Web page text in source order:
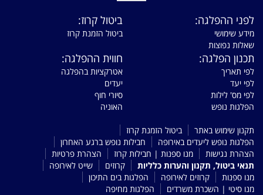
לפני ההפלגה:
מידע שימושי
שאלות נפוצות
ביטול קרוז:
ביטול הזמנת קרוז
תכנון הפלגה:
לפי תאריך
לפי יעד
לפי מס' לילות
הפלגות נופש
חווית ההפלגה:
אטרקציות בהפלגה
יעדים
סיורי חוף
האוניה
תקנון שימוש באתר
ביטול הזמנת קרוז
הפלגות נופש ליעדים באירופה
חבילות נופש ברגע האחרון
הצהרת נגישות
מנו ספנות | חבילות קרוז
הצהרת פרטיות
תנאי ביטול, תקנון והערות כלליות
קרוזים
שייט לאירופה
מנו ספנות
קרוזים לאירופה
הפלגות בים התיכון
מנו סיטי | השכרת משרדים
הפלגות מחיפה